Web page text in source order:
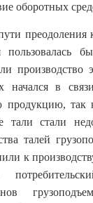
оборотных
пользовалась
производство
начался в
продукцию,
тали стали
талей
к